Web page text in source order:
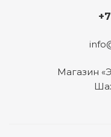
Магазин